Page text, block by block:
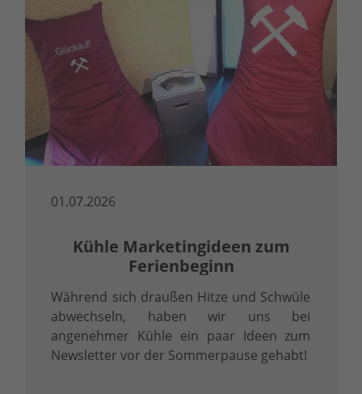
01.07.2026
Kühle Marketingideen zum
Ferienbeginn
Während sich draußen Hitze und Schwüle
abwechseln, haben wir uns bei
angenehmer Kühle ein paar Ideen zum
Newsletter vor der Sommerpause gehabt!